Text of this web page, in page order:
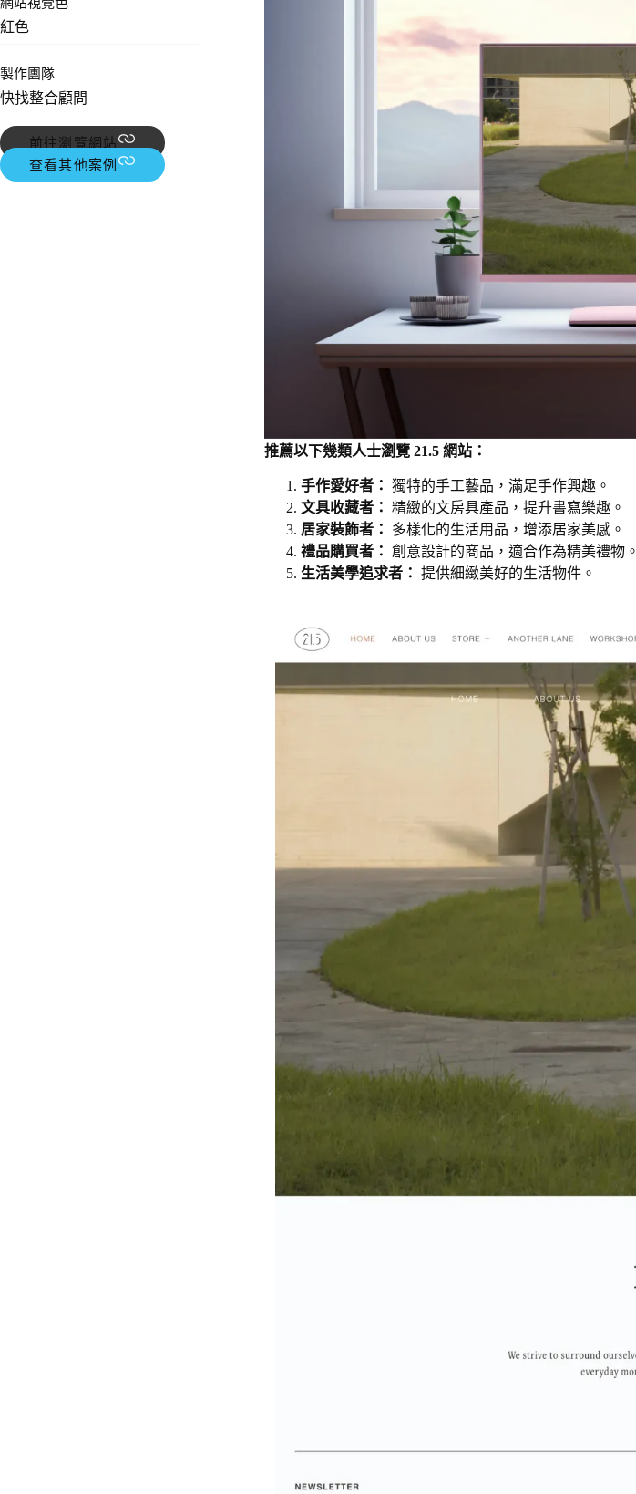
推薦以下幾類人士瀏覽 21.5 網站：
手作愛好者： 獨特的手工藝品，滿足手作興趣。
文具收藏者： 精緻的文房具產品，提升書寫樂趣。
居家裝飾者：
多樣化的生活用品，增添居家美感。
禮品購買者： 創意設計的商品，適合作為精美禮物。
生活美學追求者： 提供細緻美好的生活物件。
紅色
製作團隊
快找整合顧問
前往瀏覽網站
查看其他案例